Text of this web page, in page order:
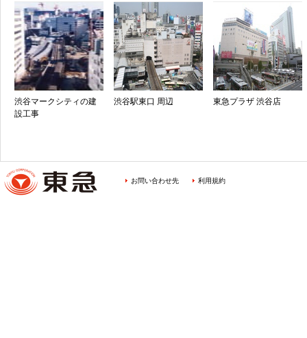
渋谷マークシティの建
設工事
渋谷駅東口 周辺 東急プラザ 渋谷店
お問い合わせ先 利用規約